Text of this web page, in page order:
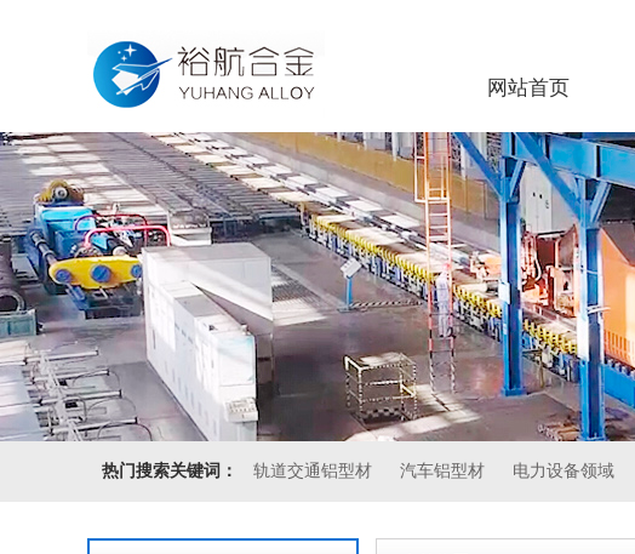
网站首页
热门搜索关键词： 轨道交通铝型材 汽车铝型材 电力设备领域